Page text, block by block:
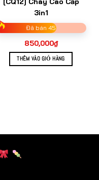
3in1
Đã bán 45
850,000₫
THÊM VÀO GIỎ HÀNG